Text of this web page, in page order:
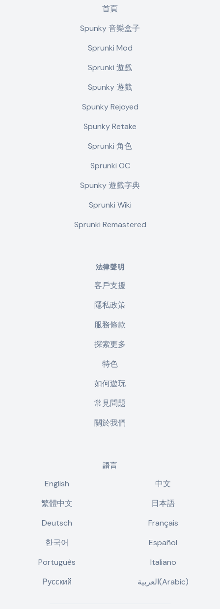
首頁
Spunky 音樂盒子
Sprunki Mod
Sprunki 遊戲
Spunky 遊戲
Spunky Rejoyed
Spunky Retake
Sprunki 角色
Sprunki OC
Spunky 遊戲字典
Sprunki Wiki
Sprunki Remastered
法律聲明
客戶支援
隱私政策
服務條款
探索更多
特色
如何遊玩
常見問題
關於我們
語言
English
中文
繁體中文
日本語
Deutsch
Français
한국어
Español
Português
Italiano
Русский
العربية(Arabic)